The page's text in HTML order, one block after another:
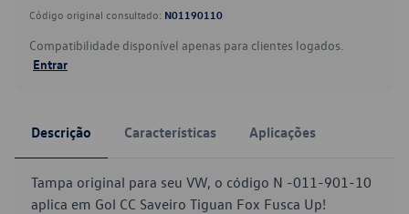
Código original consultado: N01190110
Compatibilidade disponível apenas para clientes logados.
Entrar
Descrição Características Aplicações
Tampa original para seu VW, o código N -011-901-10
aplica em Gol CC Saveiro Tiguan Fox Fusca Up!